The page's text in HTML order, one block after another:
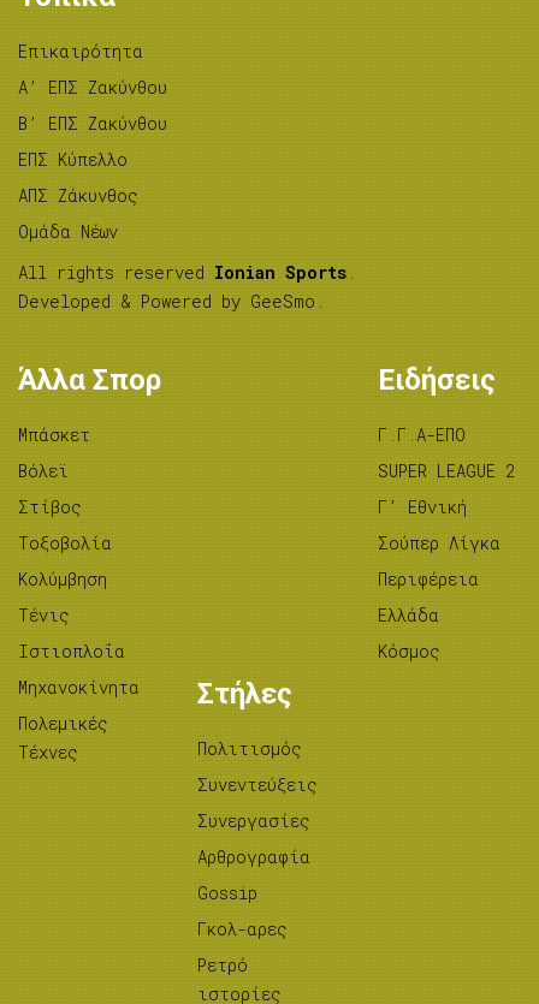
Επικαιρότητα
A’ ΕΠΣ Ζακύνθου
B’ ΕΠΣ Ζακύνθου
ΕΠΣ Κύπελλο
ΑΠΣ Ζάκυνθος
Ομάδα Νέων
All rights reserved Ionian Sports .
Developed & Powered by GeeSmo .
Άλλα Σπορ
Μπάσκετ
Βόλεϊ
Στίβος
Tοξοβολία
Κολύμβηση
Τένις
Ιστιοπλοΐα
Μηχανοκίνητα
Πολεμικές
Τέχνες
Ειδήσεις
Γ.Γ.Α-ΕΠΟ
SUPER LEAGUE 2
Γ’ Εθνική
Σούπερ Λίγκα
Περιφέρεια
Ελλάδα
Κόσμος
Στήλες
Πολιτισμός
Συνεντεύξεις
Συνεργασίες
Αρθρογραφία
Gossip
Γκολ-αρες
Ρετρό
ιστορίες